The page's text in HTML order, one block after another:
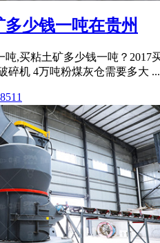
少钱一吨在贵州
吨,买粘土矿多少钱一吨？
碎机 4万吨粉煤灰仓需要多大 ...